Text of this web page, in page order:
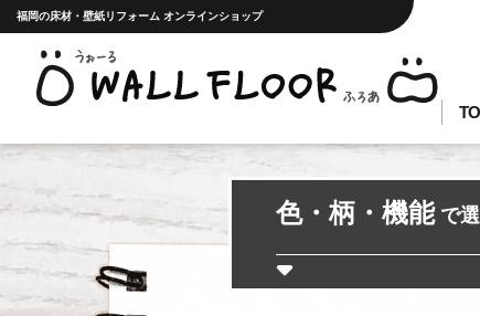
福岡の床材・壁紙リフォーム オンラインショップ
色・柄・機能で